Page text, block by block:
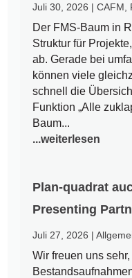
Juli 30, 2026 |CAFM
Der FMS-Baum in
Struktur für
ab. Gerade bei
können viele
schnell die
Funktion „Alle
Baum...
...weiterlesen
Plan-quadrat
Presenting
Juli 27, 2026 |
Wir freuen uns